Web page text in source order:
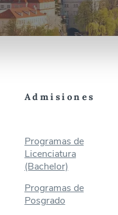
Admisiones
Programas de
Licenciatura
(Bachelor)
Programas de
Posgrado